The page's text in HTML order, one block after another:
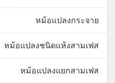
หม้อแปลงกระจาย
หม้อแปลงชนิดแห้งสามเฟส
หม้อแปลงแยกสามเฟส